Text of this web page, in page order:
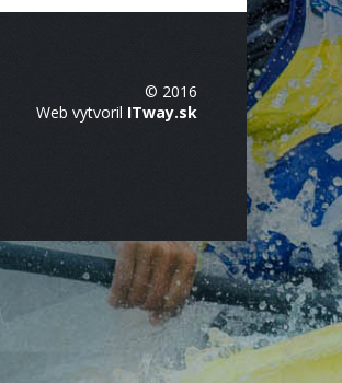
© 2016
Web vytvoril ITway.sk